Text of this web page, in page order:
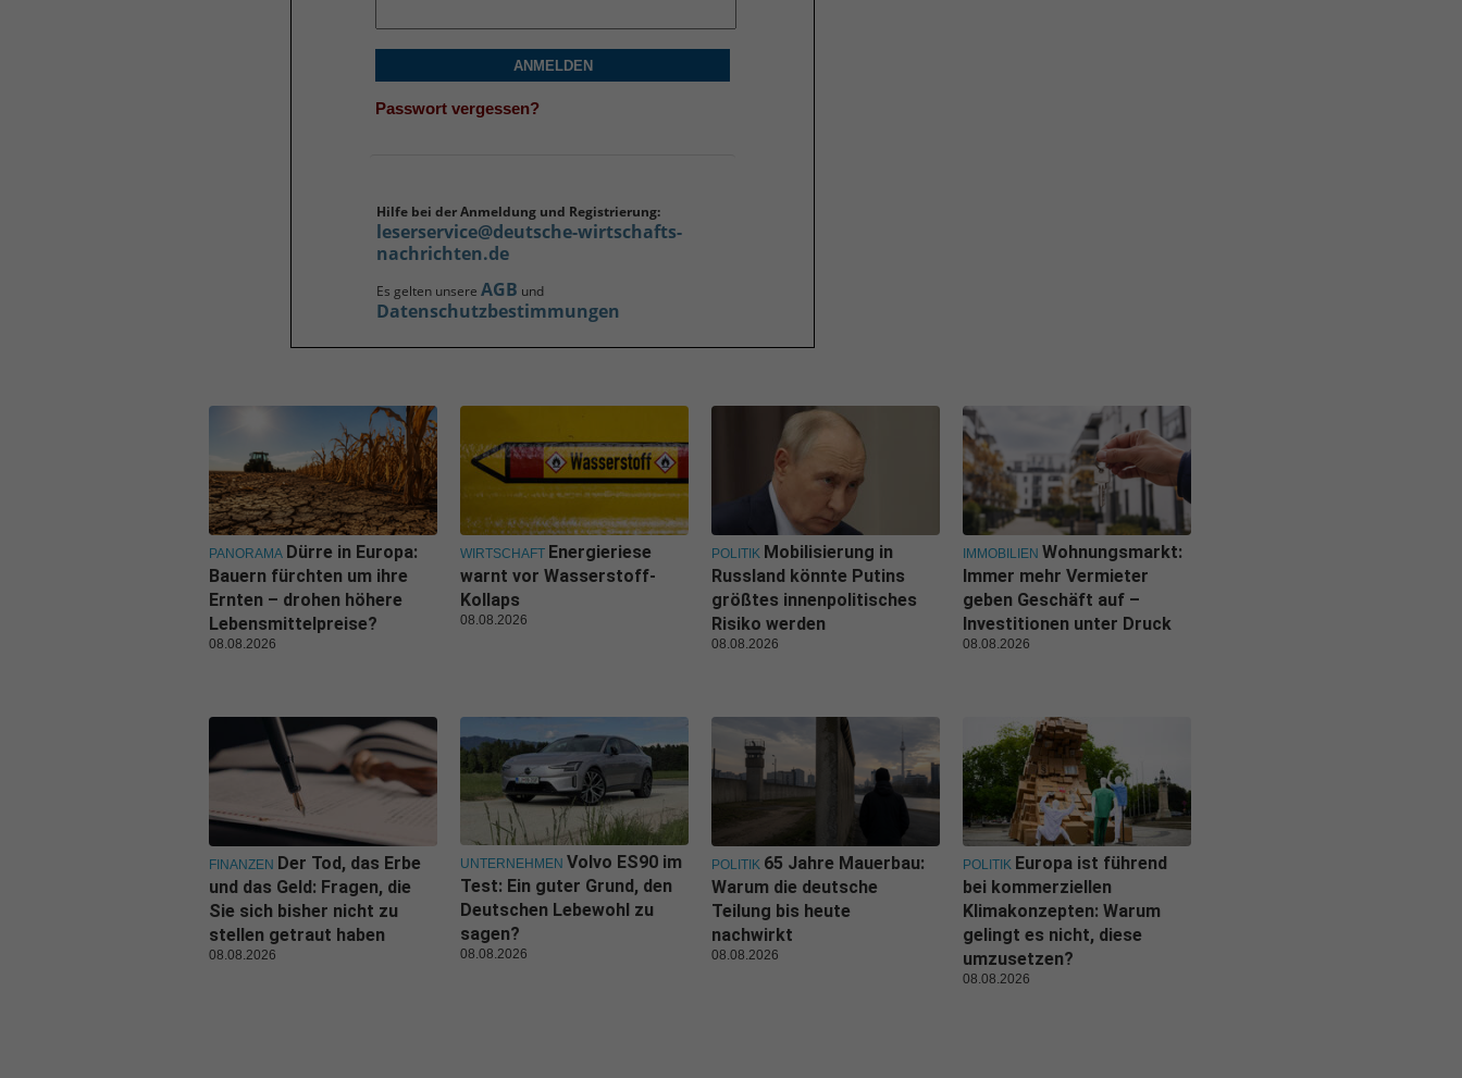
ANMELDEN
Passwort vergessen?
Hilfe bei der Anmeldung und Registrierung:
leserservice@deutsche-wirtschafts-
nachrichten.de
Es gelten unsere AGB und
Datenschutzbestimmungen
PANORAMA Dürre in Europa:
Bauern fürchten um ihre
Ernten – drohen höhere
Lebensmittelpreise?
08.08.2026
WIRTSCHAFT Energieriese
warnt vor Wasserstoff-
Kollaps
08.08.2026
POLITIK Mobilisierung in
Russland könnte Putins
größtes innenpolitisches
Risiko werden
08.08.2026
IMMOBILIEN Wohnungsmarkt:
Immer mehr Vermieter
geben Geschäft auf –
Investitionen unter Druck
08.08.2026
FINANZEN Der Tod, das Erbe
und das Geld: Fragen, die
Sie sich bisher nicht zu
stellen getraut haben
08.08.2026
UNTERNEHMEN Volvo ES90 im
Test: Ein guter Grund, den
Deutschen Lebewohl zu
sagen?
08.08.2026
POLITIK 65 Jahre Mauerbau:
Warum die deutsche
Teilung bis heute
nachwirkt
08.08.2026
POLITIK Europa ist führend
bei kommerziellen
Klimakonzepten: Warum
gelingt es nicht, diese
umzusetzen?
08.08.2026